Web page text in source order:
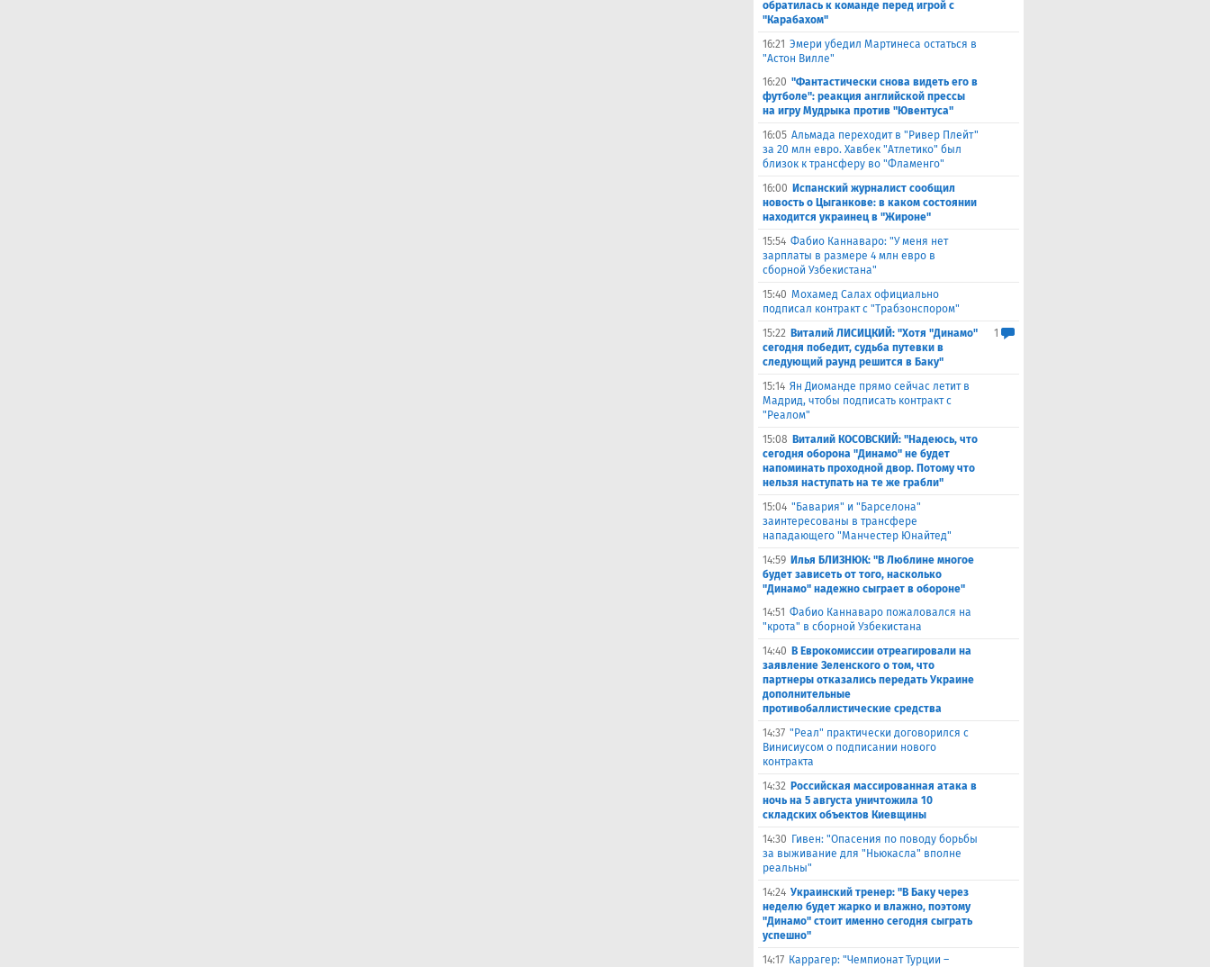
обратилась к команде перед игрой с
"Карабахом"
16:21 Эмери убедил Мартинеса остаться в
"Астон Вилле"
16:20 "Фантастически снова видеть его в
футболе": реакция английской прессы
на игру Мудрыка против "Ювентуса"
16:05 Альмада переходит в "Ривер Плейт"
за 20 млн евро. Хавбек "Атлетико" был
близок к трансферу во "Фламенго"
16:00 Испанский журналист сообщил
новость о Цыганкове: в каком состоянии
находится украинец в "Жироне"
15:54 Фабио Каннаваро: "У меня нет
зарплаты в размере 4 млн евро в
сборной Узбекистана"
15:40 Мохамед Салах официально
подписал контракт с "Трабзонспором"
15:22 Виталий ЛИСИЦКИЙ: "Хотя "Динамо"
сегодня победит, судьба путевки в
следующий раунд решится в Баку"
1
15:14 Ян Диоманде прямо сейчас летит в
Мадрид, чтобы подписать контракт с
"Реалом"
15:08 Виталий КОСОВСКИЙ: "Надеюсь, что
сегодня оборона "Динамо" не будет
напоминать проходной двор. Потому что
нельзя наступать на те же грабли"
15:04 "Бавария" и "Барселона"
заинтересованы в трансфере
нападающего "Манчестер Юнайтед"
14:59 Илья БЛИЗНЮК: "В Люблине многое
будет зависеть от того, насколько
"Динамо" надежно сыграет в обороне"
14:51 Фабио Каннаваро пожаловался на
"крота" в сборной Узбекистана
14:40 В Еврокомиссии отреагировали на
заявление Зеленского о том, что
партнеры отказались передать Украине
дополнительные
противобаллистические средства
14:37 "Реал" практически договорился с
Винисиусом о подписании нового
контракта
14:32 Российская массированная атака в
ночь на 5 августа уничтожила 10
складских объектов Киевщины
14:30 Гивен: "Опасения по поводу борьбы
за выживание для "Ньюкасла" вполне
реальны"
14:24 Украинский тренер: "В Баку через
неделю будет жарко и влажно, поэтому
"Динамо" стоит именно сегодня сыграть
успешно"
14:17 Каррагер: "Чемпионат Турции –